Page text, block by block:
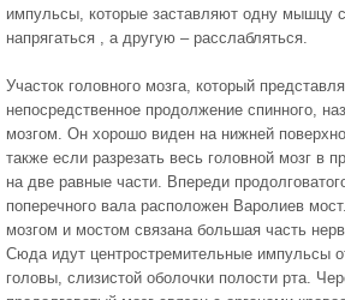
импульсы, которые заставляют одну мышцу
напрягаться , а другую – расслабляться.
Участок головного мозга, который
непосредственное продолжение спинного,
мозгом. Он хорошо виден на нижней
также если разрезать весь головной мозг в
на две равные части. Впереди
поперечного вала расположен Варолиев
мозгом и мостом связана большая часть
Сюда идут центростремительные импульсы
головы, слизистой оболочки полости рта.